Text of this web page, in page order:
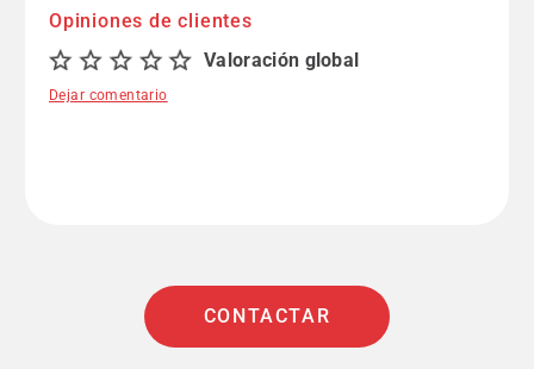
Opiniones de clientes
Valoración global
Dejar comentario
CONTACTAR